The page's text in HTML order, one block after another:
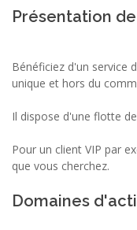
Présentation
Bénéficiez d'un service
unique et hors du
Il dispose d'une flotte
Pour un client VIP par
que vous cherchez.
Domaines